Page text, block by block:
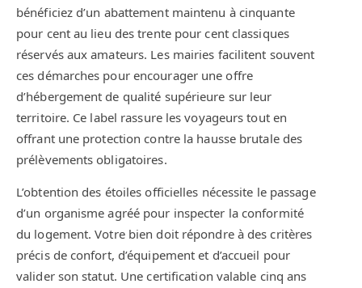
bénéficiez d’un abattement maintenu à cinquante
pour cent au lieu des trente pour cent classiques
réservés aux amateurs. Les mairies facilitent souvent
ces démarches pour encourager une offre
d’hébergement de qualité supérieure sur leur
territoire. Ce label rassure les voyageurs tout en
offrant une protection contre la hausse brutale des
prélèvements obligatoires.
L’obtention des étoiles officielles nécessite le passage
d’un organisme agréé pour inspecter la conformité
du logement. Votre bien doit répondre à des critères
précis de confort, d’équipement et d’accueil pour
valider son statut. Une certification valable cinq ans